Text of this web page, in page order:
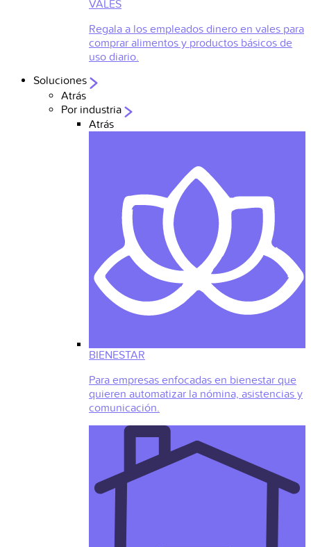
VALES
Regala a los empleados dinero en vales para
comprar alimentos y productos básicos de
uso diario.
Soluciones
Atrás
Por industria
Atrás
BIENESTAR
Para empresas enfocadas en bienestar que
quieren automatizar la nómina, asistencias y
comunicación.